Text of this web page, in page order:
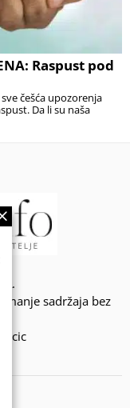
Raspust pod
češća upozorenja
Da li su naša
sadržaja bez